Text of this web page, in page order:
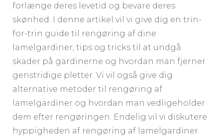
forlænge deres levetid og bevare deres
skønhed. I denne artikel vil vi give dig en trin-
for-trin guide til rengøring af dine
lamelgardiner, tips og tricks til at undgå
skader på gardinerne og hvordan man fjerner
genstridige pletter. Vi vil også give dig
alternative metoder til rengøring af
lamelgardiner og hvordan man vedligeholder
dem efter rengøringen. Endelig vil vi diskutere
hyppigheden af rengøring af lamelgardiner